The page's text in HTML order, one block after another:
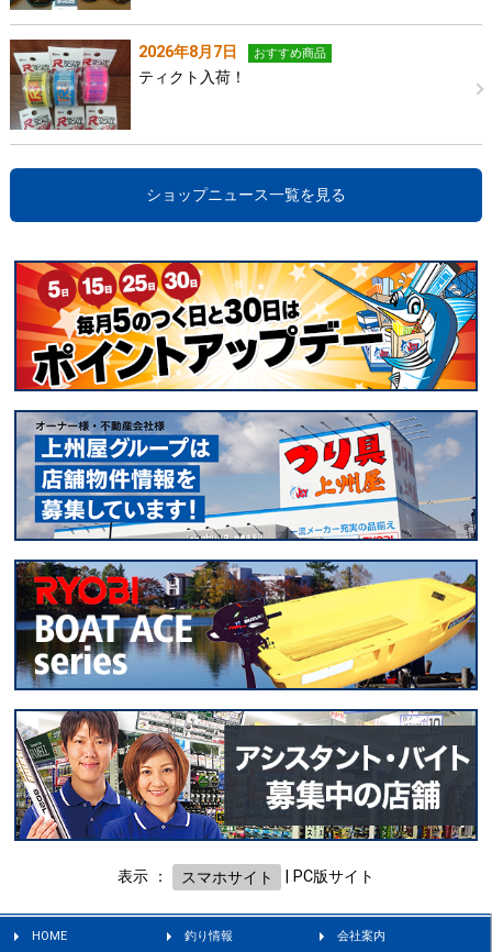
2026年8月7日 おすすめ商品
ティクト入荷！
ショップニュース一覧を見る
表示 ： スマホサイト PC版サイト
HOME 釣り情報 会社案内